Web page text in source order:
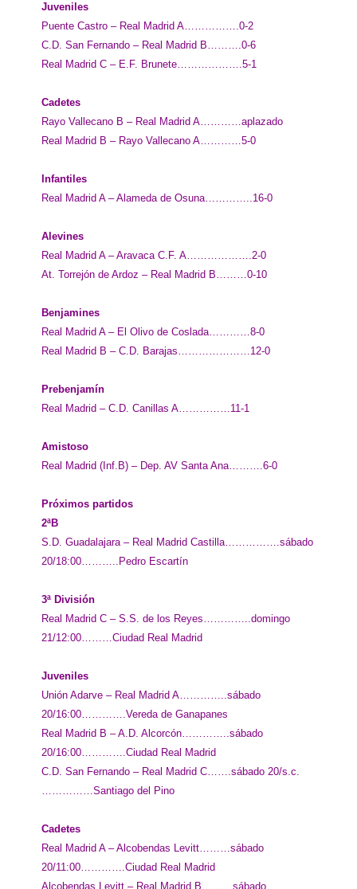
Juveniles
Puente Castro – Real Madrid A…………….0-2
C.D. San Fernando – Real Madrid B……….0-6
Real Madrid C – E.F. Brunete……………….5-1
Cadetes
Rayo Vallecano B – Real Madrid A…………aplazado
Real Madrid B – Rayo Vallecano A…………5-0
Infantiles
Real Madrid A – Alameda de Osuna…………..16-0
Alevines
Real Madrid A – Aravaca C.F. A……………….2-0
At. Torrejón de Ardoz – Real Madrid B………0-10
Benjamines
Real Madrid A – El Olivo de Coslada…………8-0
Real Madrid B – C.D. Barajas…………………12-0
Prebenjamín
Real Madrid – C.D. Canillas A……………11-1
Amistoso
Real Madrid (Inf.B) – Dep. AV Santa Ana……….6-0
Próximos partidos
2ªB
S.D. Guadalajara – Real Madrid Castilla…………….sábado
20/18:00………..Pedro Escartín
3ª División
Real Madrid C – S.S. de los Reyes…………..domingo
21/12:00………Ciudad Real Madrid
Juveniles
Unión Adarve – Real Madrid A…………..sábado
20/16:00………….Vereda de Ganapanes
Real Madrid B – A.D. Alcorcón…………..sábado
20/16:00………….Ciudad Real Madrid
C.D. San Fernando – Real Madrid C…….sábado 20/s.c.
……………Santiago del Pino
Cadetes
Real Madrid A – Alcobendas Levitt………sábado
20/11:00………….Ciudad Real Madrid
Alcobendas Levitt – Real Madrid B………sábado